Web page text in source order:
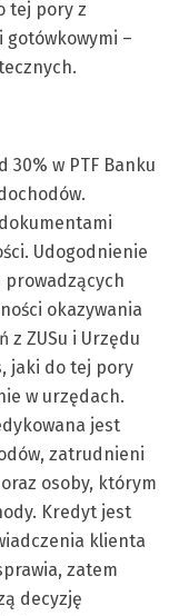
tej pory z
–
30% w PTF Banku
Udogodnienie
prowadzących
okazywania
z ZUSu i Urzędu
jaki do tej pory
w urzędach.
jest
zatrudnieni
osoby, którym
Kredyt jest
klienta
zatem
decyzję